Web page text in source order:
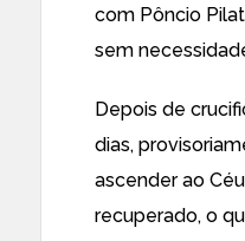
com Pôncio
sem
Depois de
dias,
ascender ao
recuperado, o